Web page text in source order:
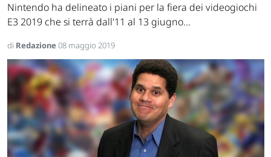
Nintendo ha delineato i piani per la fiera dei videogiochi
E3 2019 che si terrà dall'11 al 13 giugno...
di Redazione08 maggio 2019